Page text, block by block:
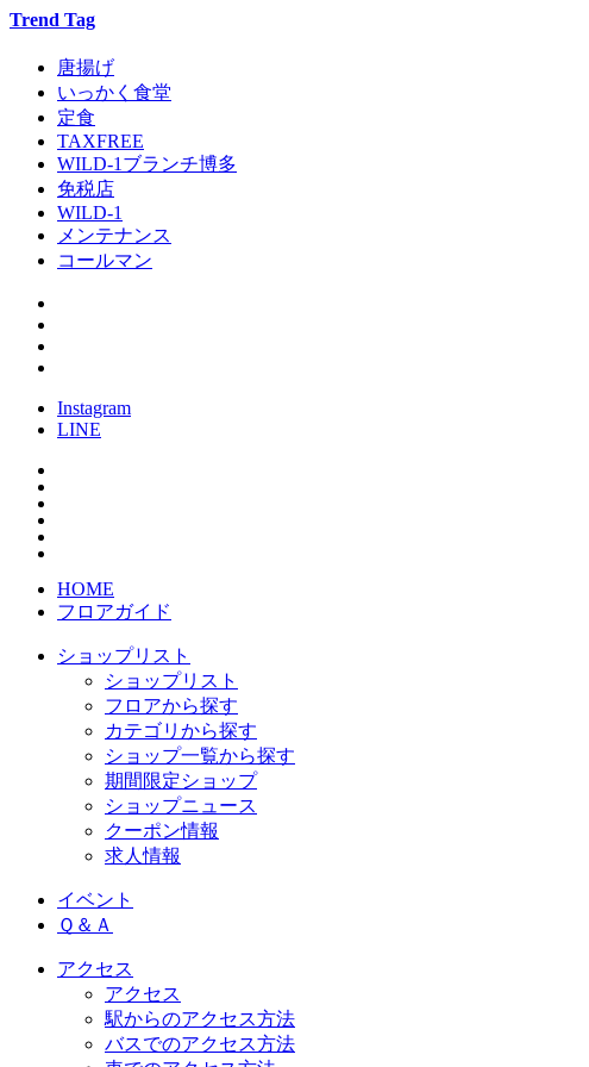
Trend Tag
唐揚げ
いっかく食堂
定食
TAXFREE
WILD-1ブランチ博多
免税店
WILD-1
メンテナンス
コールマン
Instagram
LINE
HOME
フロアガイド
ショップリスト
ショップリスト
フロアから探す
カテゴリから探す
ショップ一覧から探す
期間限定ショップ
ショップニュース
クーポン情報
求人情報
イベント
Ｑ＆Ａ
アクセス
アクセス
駅からのアクセス方法
バスでのアクセス方法